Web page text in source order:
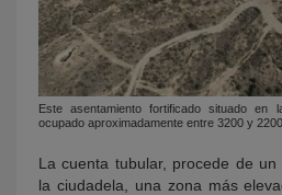
Este asentamiento fortificado situado en
ocupado aproximadamente entre 3200 y
La cuenta tubular, procede de
la ciudadela, una zona más